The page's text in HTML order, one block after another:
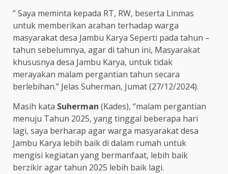
” Saya meminta kepada RT, RW, beserta Linmas
untuk memberikan arahan terhadap warga
masyarakat desa Jambu Karya Seperti pada tahun –
tahun sebelumnya, agar di tahun ini, Masyarakat
khususnya desa Jambu Karya, untuk tidak
merayakan malam pergantian tahun secara
berlebihan.” Jelas Suherman, Jumat (27/12/2024).
Masih kata Suherman (Kades), “malam pergantian
menuju Tahun 2025, yang tinggal beberapa hari
lagi, saya berharap agar warga masyarakat desa
Jambu Karya lebih baik di dalam rumah untuk
mengisi kegiatan yang bermanfaat, lebih baik
berzikir agar tahun 2025 lebih baik lagi.